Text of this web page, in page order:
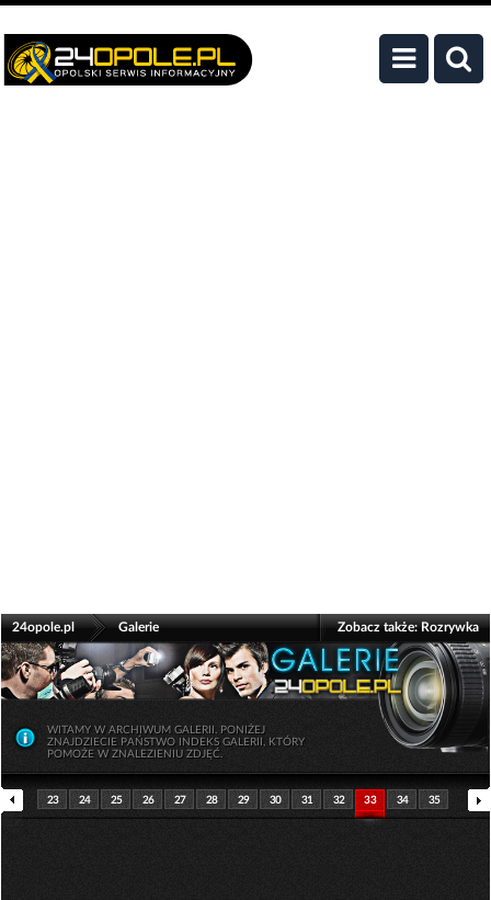
24opole.pl Galerie Zobacz także:Rozrywka
WITAMY W ARCHIWUM GALERII. PONIŻEJ
ZNAJDZIECIE PAŃSTWO INDEKS GALERII, KTÓRY
POMOŻE W ZNALEZIENIU ZDJĘĆ.
23 24 25 26 27 28 29 30 31 32 33 34 35